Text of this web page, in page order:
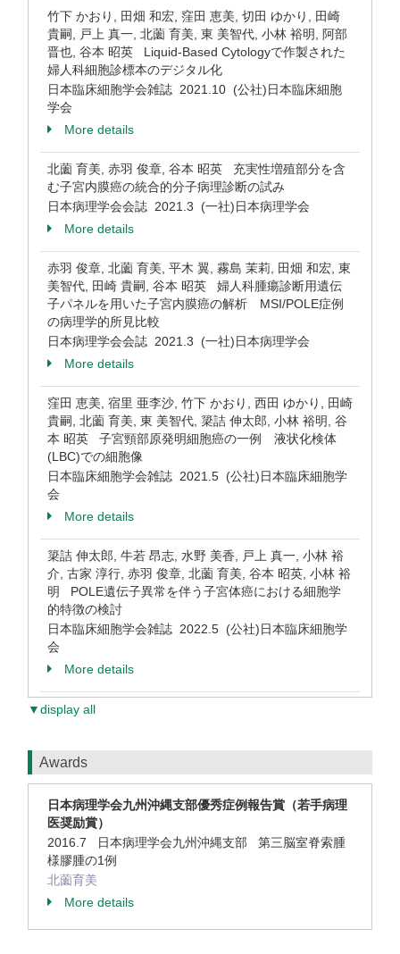
竹下 かおり, 田畑 和宏, 窪田 恵美, 切田 ゆかり, 田崎
貴嗣, 戸上 真一, 北薗 育美, 東 美智代, 小林 裕明, 阿部
晋也, 谷本 昭英 Liquid-Based Cytologyで作製された
婦人科細胞診標本のデジタル化
日本臨床細胞学会雑誌 2021.10 (公社)日本臨床細胞
学会
More details
北薗 育美, 赤羽 俊章, 谷本 昭英 充実性増殖部分を含
む子宮内膜癌の統合的分子病理診断の試み
日本病理学会会誌 2021.3 (一社)日本病理学会
More details
赤羽 俊章, 北薗 育美, 平木 翼, 霧島 茉莉, 田畑 和宏, 東
美智代, 田崎 貴嗣, 谷本 昭英 婦人科腫瘍診断用遺伝
子パネルを用いた子宮内膜癌の解析 MSI/POLE症例
の病理学的所見比較
日本病理学会会誌 2021.3 (一社)日本病理学会
More details
窪田 恵美, 宿里 亜李沙, 竹下 かおり, 西田 ゆかり, 田崎
貴嗣, 北薗 育美, 東 美智代, 簗詰 伸太郎, 小林 裕明, 谷
本 昭英 子宮頸部原発明細胞癌の一例 液状化検体
(LBC)での細胞像
日本臨床細胞学会雑誌 2021.5 (公社)日本臨床細胞学
会
More details
簗詰 伸太郎, 牛若 昂志, 水野 美香, 戸上 真一, 小林 裕
介, 古家 淳行, 赤羽 俊章, 北薗 育美, 谷本 昭英, 小林 裕
明 POLE遺伝子異常を伴う子宮体癌における細胞学
的特徴の検討
日本臨床細胞学会雑誌 2022.5 (公社)日本臨床細胞学
会
More details
▼display all
Awards
日本病理学会九州沖縄支部優秀症例報告賞（若手病理
医奨励賞）
2016.7 日本病理学会九州沖縄支部 第三脳室脊索腫
様膠腫の1例
北薗育美
More details